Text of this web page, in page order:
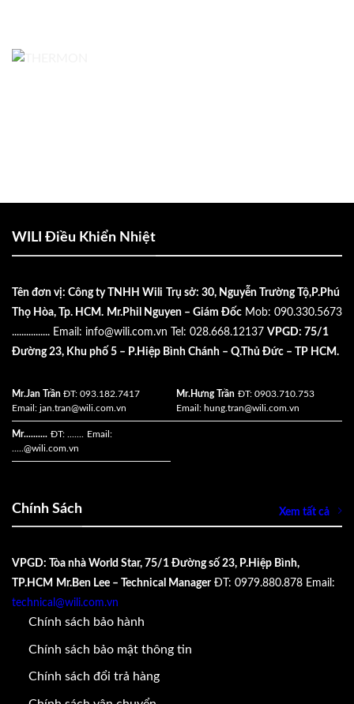
WILI Điều Khiển Nhiệt
Tên đơn vị: Công ty TNHH Wili Trụ sở: 30, Nguyễn Trường Tộ,P.Phú
Thọ Hòa, Tp. HCM. Mr.Phil Nguyen – Giám Đốc Mob: 090.330.5673
................ Email: info@wili.com.vn Tel: 028.668.12137 VPGD: 75/1
Đường 23, Khu phố 5 – P.Hiệp Bình Chánh – Q.Thủ Đức – TP HCM.
Mr.Jan Trần ĐT: 093.182.7417
Email: jan.tran@wili.com.vn
Mr.Hưng Trần ĐT: 0903.710.753
Email: hung.tran@wili.com.vn
Mr.......... ĐT: ....... Email:
.....@wili.com.vn
Chính Sách Xem tất cả
VPGD: Tòa nhà World Star, 75/1 Đường số 23, P.Hiệp Bình,
TP.HCM Mr.Ben Lee – Technical Manager ĐT: 0979.880.878 Email:
technical@wili.com.vn
Chính sách bảo hành
Chính sách bảo mật thông tin
Chính sách đổi trả hàng